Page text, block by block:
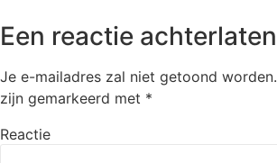
Een reactie achterlaten
Je e-mailadres zal niet getoond worden.
zijn gemarkeerd met *
Reactie